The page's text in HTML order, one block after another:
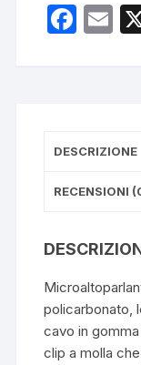
F
o
o
E
DESCRIZIONE
RECENSIONI
policarbonato,
cavo in
clip a molla